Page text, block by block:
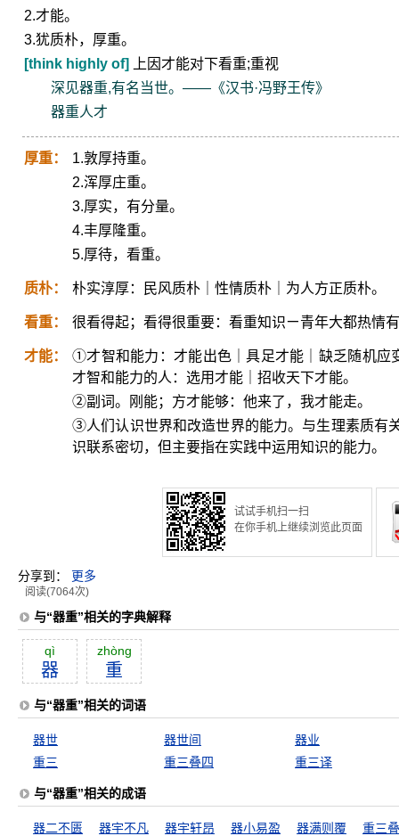
2.才能。
3.犹质朴，厚重。
[think highly of]
上因才能对下看重;重视
深见器重,有名当世。——《汉书·冯野王传》
器重人才
厚重：
1.敦厚持重。
2.浑厚庄重。
3.厚实，有分量。
4.丰厚隆重。
5.厚待，看重。
质朴： 朴实淳厚：民风质朴｜性情质朴｜为人方正质朴。
看重： 很看得起；看得很重要：看重知识ㄧ青年大都热情
才能：
①才智和能力：才能出色｜具足才能｜缺乏随机应
才智和能力的人：选用才能｜招收天下才能。
②副词。刚能；方才能够：他来了，我才能走。
③人们认识世界和改造世界的能力。与生理素质有
识联系密切，但主要指在实践中运用知识的能力。
试试手机扫一扫
在你手机上继续浏览此页面
分享到： 更多
阅读(7064次)
与“器重”相关的字典解释
qì
器
zhòng
重
与“器重”相关的词语
器世 器世间
器业
重三
重三叠四 重三译
与“器重”相关的成语
器二不匮 器宇不凡 器宇轩昂 器小易盈 器满则覆 重三